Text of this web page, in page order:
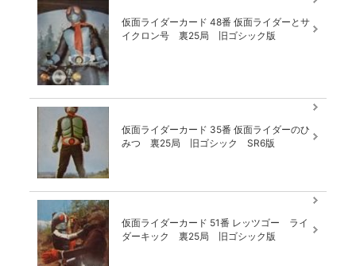
仮面ライダーカード 48番 仮面ライダーとサ
イクロン号 裏25局 旧ゴシック版
仮面ライダーカード 35番 仮面ライダーのひ
みつ 裏25局 旧ゴシック SR6版
仮面ライダーカード 51番 レッツゴー ライ
ダーキック 裏25局 旧ゴシック版